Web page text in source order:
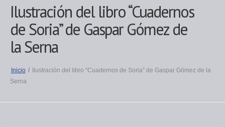
Ilustración del libro “Cuadernos
de Soria” de Gaspar Gómez de
la Serna
Inicio /
Ilustración del libro “Cuadernos de Soria” de Gaspar Gómez de la
Serna